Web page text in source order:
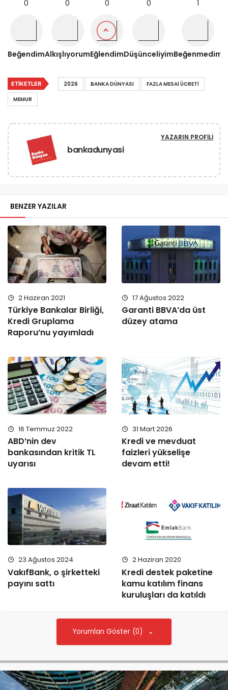
0
Beğendim
0
Alkışlıyorum
0
Eğlendim
0
Düşünceliyim
1
Beğenmedim
ETIKETLER 2026 BANKA DÜNYASI
FAZLA MESAI ÜCRETI
MEMUR
bankadunyasi
YAZARIN PROFILI
BENZER YAZILAR
2 Haziran 2021
Türkiye Bankalar Birliği,
Kredi Gruplama
Raporu’nu yayımladı
17 Ağustos 2022
Garanti BBVA’da üst
düzey atama
16 Temmuz 2022
ABD’nin dev
bankasından kritik TL
uyarısı
31 Mart 2026
Kredi ve mevduat
faizleri yükselişe
devam etti!
23 Ağustos 2024
VakıfBank, o şirketteki
payını sattı
2 Haziran 2020
Kredi destek paketine
kamu katılım finans
kuruluşları da katıldı
Yorumları Göster (0)